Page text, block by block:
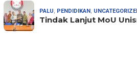
PALU, PENDIDIKAN,
Tindak Lanjut MoU